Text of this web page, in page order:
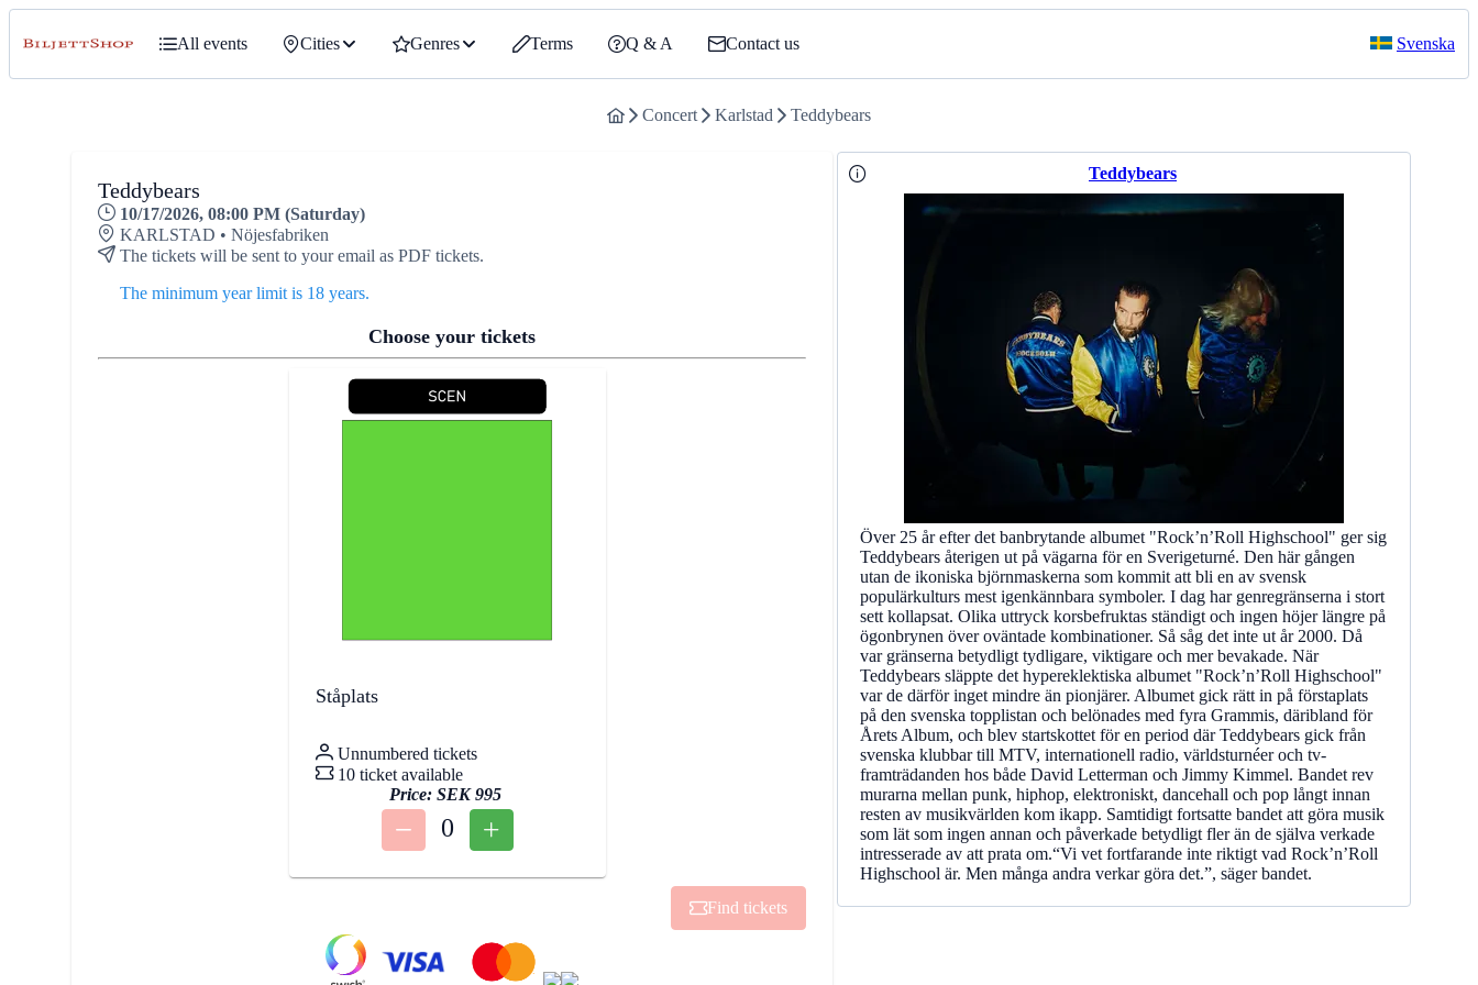
All events Cities Genres Terms Q & A Contact us Svenska
Concert Karlstad Teddybears
Teddybears
10/17/2026, 08:00 PM (Saturday)
KARLSTAD • Nöjesfabriken
The tickets will be sent to your email as PDF tickets.
The minimum year limit is 18 years.
Choose your tickets
Ståplats
Unnumbered tickets
10 ticket available
Price: SEK 995
0
Find tickets
Teddybears
Över 25 år efter det banbrytande albumet "Rock’n’Roll Highschool" ger sig
Teddybears återigen ut på vägarna för en Sverigeturné. Den här gången
utan de ikoniska björnmaskerna som kommit att bli en av svensk
populärkulturs mest igenkännbara symboler. I dag har genregränserna i stort
sett kollapsat. Olika uttryck korsbefruktas ständigt och ingen höjer längre på
ögonbrynen över oväntade kombinationer. Så såg det inte ut år 2000. Då
var gränserna betydligt tydligare, viktigare och mer bevakade. När
Teddybears släppte det hypereklektiska albumet "Rock’n’Roll Highschool"
var de därför inget mindre än pionjärer. Albumet gick rätt in på förstaplats
på den svenska topplistan och belönades med fyra Grammis, däribland för
Årets Album, och blev startskottet för en period där Teddybears gick från
svenska klubbar till MTV, internationell radio, världsturnéer och tv-
framträdanden hos både David Letterman och Jimmy Kimmel. Bandet rev
murarna mellan punk, hiphop, elektroniskt, dancehall och pop långt innan
resten av musikvärlden kom ikapp. Samtidigt fortsatte bandet att göra musik
som lät som ingen annan och påverkade betydligt fler än de själva verkade
intresserade av att prata om.“Vi vet fortfarande inte riktigt vad Rock’n’Roll
Highschool är. Men många andra verkar göra det.”, säger bandet.